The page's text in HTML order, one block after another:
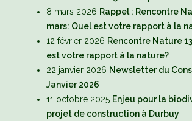
8 mars 2026 Rappel : Rencontre
mars: Quel est votre rapport à la
12 février 2026 Rencontre Nature
est votre rapport à la nature?
22 janvier 2026 Newsletter du
Janvier 2026
11 octobre 2025 Enjeu pour la
projet de construction à Durbuy